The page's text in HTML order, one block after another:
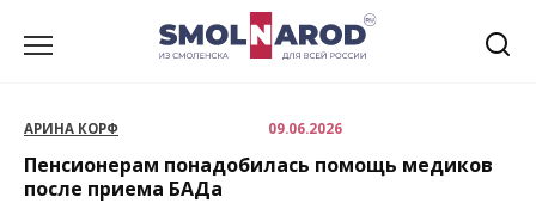
АРИНА КОРФ 09.06.2026
Пенсионерам понадобилась помощь медиков
после приема БАДа